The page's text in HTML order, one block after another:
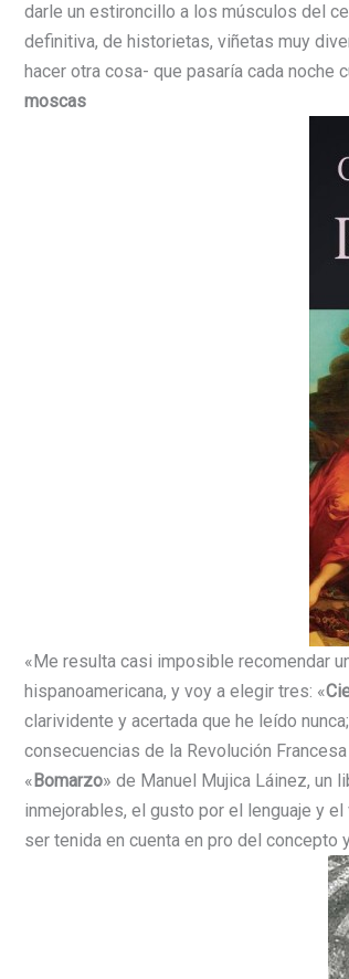
darle un estironcillo a los músculos del
definitiva, de historietas, viñetas muy
hacer otra cosa- que pasaría cada noche
moscas
«Me resulta casi imposible recomendar
hispanoamericana, y voy a elegir tres: «
clarividente y acertada que he leído
consecuencias de la Revolución
« Bomarzo» de Manuel Mujica Láinez, un
inmejorables, el gusto por el lenguaje y
ser tenida en cuenta en pro del